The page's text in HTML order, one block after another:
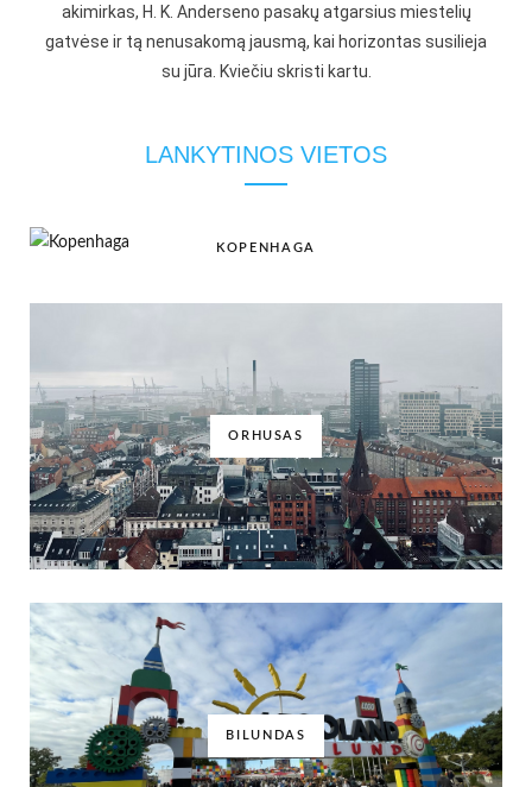
akimirkas, H. K. Anderseno pasakų atgarsius miestelių
gatvėse ir tą nenusakomą jausmą, kai horizontas susilieja
su jūra. Kviečiu skristi kartu.
LANKYTINOS VIETOS
KOPENHAGA
ORHUSAS
BILUNDAS